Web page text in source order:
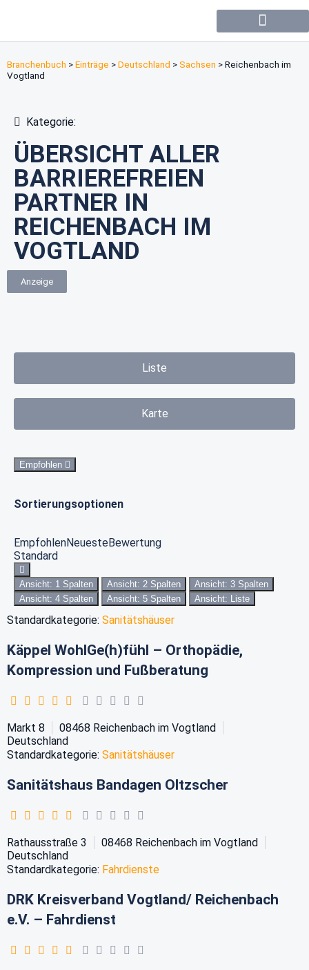
Branchenbuch >Einträge >Deutschland >Sachsen >Reichenbach im
Vogtland
Kategorie:
ÜBERSICHT ALLER
BARRIEREFREIEN
PARTNER IN
REICHENBACH IM
VOGTLAND
Anzeige
Liste
Karte
Empfohlen
Sortierungsoptionen
EmpfohlenNeuesteBewertung
Standard
Ansicht: 1 Spalten Ansicht: 2 Spalten
Ansicht: 3 Spalten
Ansicht: 4 Spalten
Ansicht: 5 Spalten Ansicht: Liste
Standardkategorie: Sanitätshäuser
Käppel WohlGe(h)fühl – Orthopädie,
Kompression und Fußberatung
Markt 8 08468 Reichenbach im Vogtland
Deutschland
Standardkategorie: Sanitätshäuser
Sanitätshaus Bandagen Oltzscher
Rathausstraße 3 08468 Reichenbach im Vogtland
Deutschland
Standardkategorie: Fahrdienste
DRK Kreisverband Vogtland/ Reichenbach
e.V. – Fahrdienst